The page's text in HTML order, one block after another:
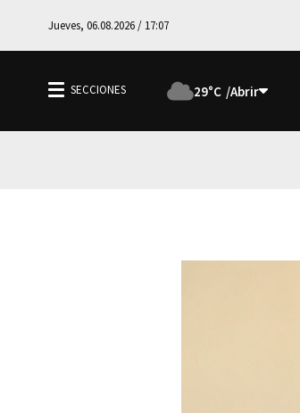
Jueves, 06.08.2026 / 17:07
29°C